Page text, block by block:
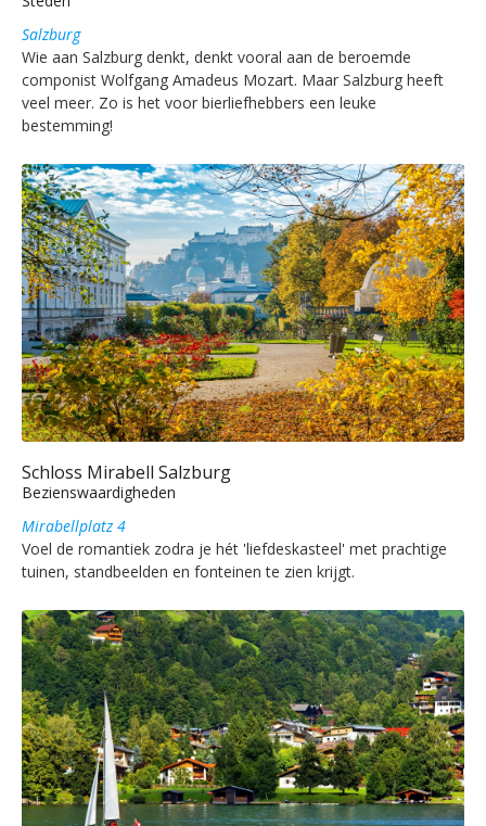
Salzburg
Wie aan Salzburg denkt, denkt vooral aan de beroemde
componist Wolfgang Amadeus Mozart. Maar Salzburg heeft
veel meer. Zo is het voor bierliefhebbers een leuke
bestemming!
Schloss Mirabell Salzburg
Bezienswaardigheden
Mirabellplatz 4
Voel de romantiek zodra je hét 'liefdeskasteel' met prachtige
tuinen, standbeelden en fonteinen te zien krijgt.